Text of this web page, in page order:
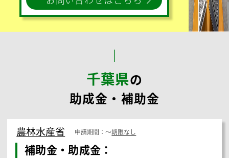
お客様のご状況に合わ
せて、
を
シンカ
社会保険労務士法人